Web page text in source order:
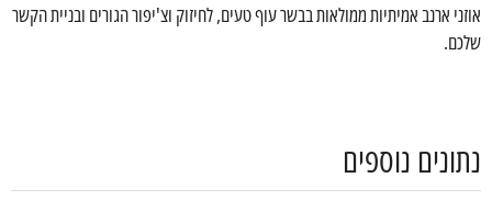
אוזני ארנב אמיתיות ממולאות בבשר עוף טעים, לחיזוק וצ'יפור הגורים ובניית הקשר
שלכם.
נתונים נוספים